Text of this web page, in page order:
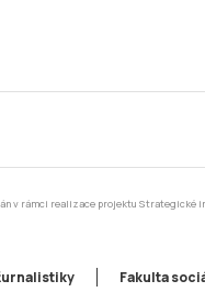
v rámci realizace projektu
Fakulta